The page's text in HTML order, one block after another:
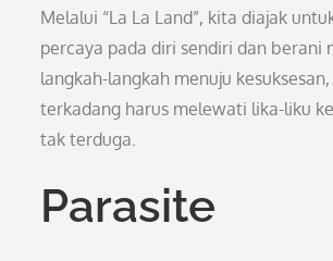
Melalui “La La Land”, kita diajak
percaya pada diri sendiri dan berani
langkah-langkah menuju
terkadang harus melewati lika-liku
tak terduga.
Parasite